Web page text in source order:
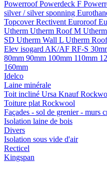
PowerroofPowerdeck F
silver / silver sponning
TopcoverRectivent Euroroof
Utherm Utherm Roof M
SD Utherm Wall L Utherm
Elev isogard AK/AF RF-S
80mm 90mm 100mm 110mm
160mm
Idelco
Laine minérale
Toit incliné Ursa Knauf
Toiture plat Rockwool
Façades - sol de grenier - murs
Isolation laine de bois
Divers
Isolation sous vide d'air
Recticel
Kingspan